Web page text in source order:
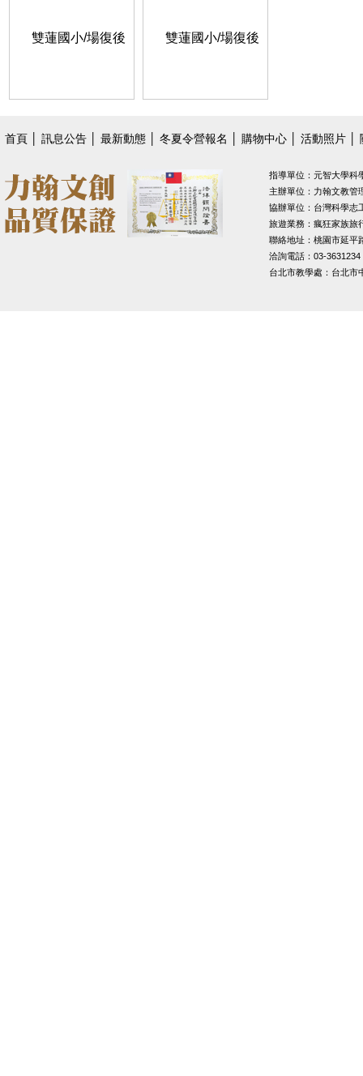
首頁 訊息公告 最新動態 冬夏令營報名 購物中心 活動照片
指導單位：元智大學科
主辦單位：力翰文教管
協辦單位：台灣科學志
旅遊業務：瘋狂家族旅
聯絡地址：桃園市延平
洽詢電話：03-3631234
台北市教學處：台北市